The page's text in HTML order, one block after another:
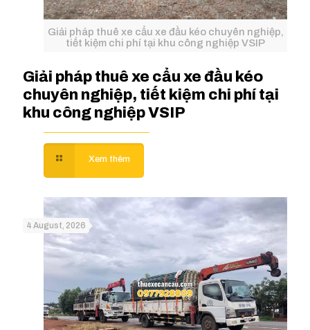
Giải pháp thuê xe cẩu xe đầu kéo chuyên nghiệp,
tiết kiệm chi phí tại khu công nghiệp VSIP
Giải pháp thuê xe cẩu xe đầu kéo
chuyên nghiệp, tiết kiệm chi phí tại
khu công nghiệp VSIP
4 August, 2026